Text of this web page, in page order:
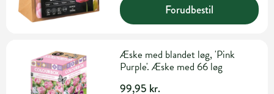
Forudbestil
Æske med blandet løg, 'Pink
Purple'. Æske med 66 løg
99,95 kr.